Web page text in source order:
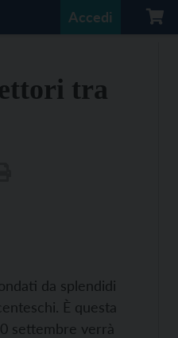
Accedi
tra
da splendidi
È questa
settembre verrà